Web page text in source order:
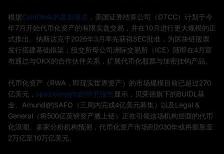
根据CoinDesk的最新报道 ，美国证券结算公司（DTCC）计划于今
年7月开始代币化资产的有限实盘交易，并在10月进行更大规模的正
式推出。纳斯达克于2026年3月率先获得SEC批准，为区块链股票
发行搭建基础框架；纽交所母公司洲际交易所（ICE）随即在4月宣
布通过与OKX的合作伙伴关系，扩展代币化股票与加密挂钩产品。
代币化资产（RWA，即现实世界资产）的市场规模目前已超过270
亿美元， spaziocrypto的研究报告显示，贝莱德旗下的BUIDL基
金、Amundi的SAFO（三周内完成4亿美元募集）以及Legal &
General（将500亿英镑资产搬上链）正在引领这场机构层面的代币
化浪潮。多家分析机构预测，代币化资产市场到2030年或将膨胀至
2万亿至10万亿美元。